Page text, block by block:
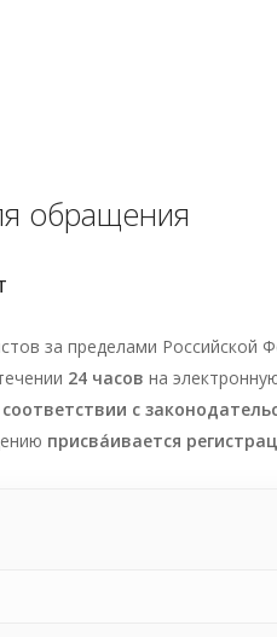
обращения
за пределами Российской
24 часов на
соответствии с
присва́ивается